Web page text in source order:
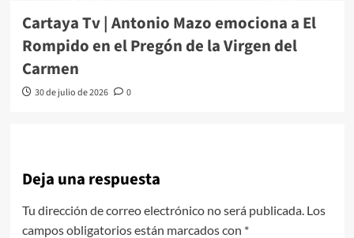
Cartaya Tv | Antonio Mazo emociona a El
Rompido en el Pregón de la Virgen del
Carmen
30 de julio de 2026 0
Deja una respuesta
Tu dirección de correo electrónico no será publicada. Los
campos obligatorios están marcados con *